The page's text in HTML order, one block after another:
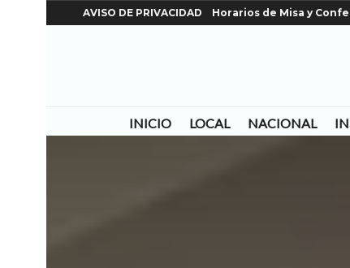
AVISO DE PRIVACIDAD Horarios de Misa y
INICIO LOCAL NACIONAL